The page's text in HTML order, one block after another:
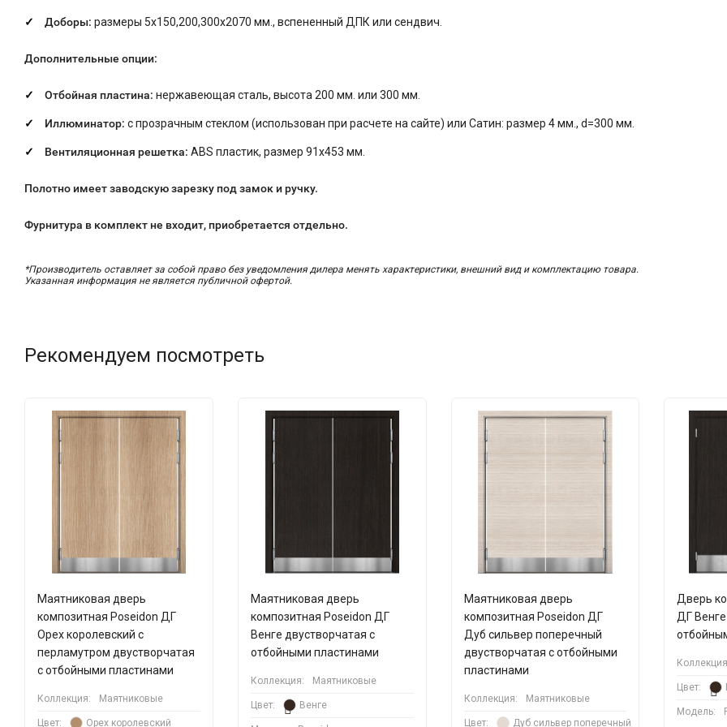
Доборы: размеры 5х150,200,300х2070 мм., вспененный ДПК или сендвич.
Дополнительные опции:
Отбойная пластина: нержавеющая сталь, высота 200 мм. или 300 мм.
Иллюминатор: с прозрачным стеклом (использован при расчете на сайте) или Сатин: размер 4 мм., d=300 мм.
Вентиляционная решетка: ABS пластик, размер 91x453 мм.
Полотно имеет заводскую зарезку под замок и ручку.
Фурнитура в комплект не входит, приобретается отдельно.
*Производитель оставляет за собой право без уведомления дилера менять характеристики, внешний вид и комплектацию товара.
Указанная информация не является публичной офертой.
Рекомендуем посмотреть
Маятниковая дверь
композитная Poseidon ДГ
Орех королевский с
перламутром двустворчатая
с отбойными пластинами
Коллекция: Маятниковые
Цвет: Орех королевский
Маятниковая дверь
композитная Poseidon ДГ
Венге двустворчатая с
отбойными пластинами
Коллекция: Маятниковые
Цвет: Венге
Маятниковая дверь
композитная Poseidon ДГ
Дуб сильвер поперечный
двустворчатая с отбойными
пластинами
Коллекция: Маятниковые
Цвет: Дуб сильвер поперечный
Дверь
ДГ
Цвет:
Модель: